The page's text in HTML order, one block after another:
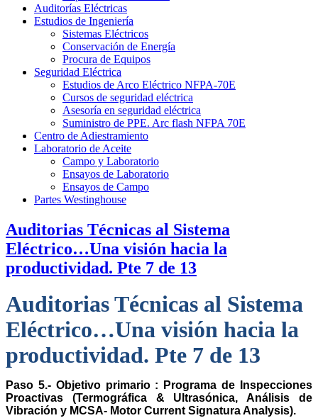
Auditorías Eléctricas
Estudios de Ingeniería
Sistemas Eléctricos
Conservación de Energía
Procura de Equipos
Seguridad Eléctrica
Estudios de Arco Eléctrico NFPA-70E
Cursos de seguridad eléctrica
Asesoría en seguridad eléctrica
Suministro de PPE. Arc flash NFPA 70E
Centro de Adiestramiento
Laboratorio de Aceite
Campo y Laboratorio
Ensayos de Laboratorio
Ensayos de Campo
Partes Westinghouse
Auditorias Técnicas al Sistema
Eléctrico…Una visión hacia la
productividad. Pte 7 de 13
Auditorias Técnicas al Sistema
Eléctrico…Una visión hacia la
productividad. Pte 7 de 13
Paso 5.- Objetivo primario : Programa de Inspecciones
Proactivas (Termográfica & Ultrasónica, Análisis de
Vibración y MCSA- Motor Current Signatura Analysis).